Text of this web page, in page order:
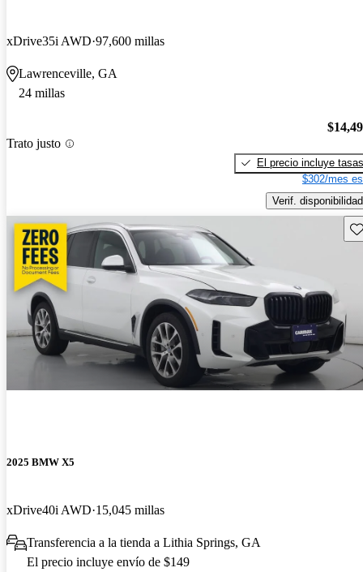
xDrive35i AWD 97,600 millas
Lawrenceville, GA
24 millas
Trato justo
El precio incluye tasas
$302/mes
Verif. disponibilidad
2025 BMW X5
xDrive40i AWD 15,045 millas
Transferencia a la tienda a Lithia Springs, GA
El precio incluye envío de $149